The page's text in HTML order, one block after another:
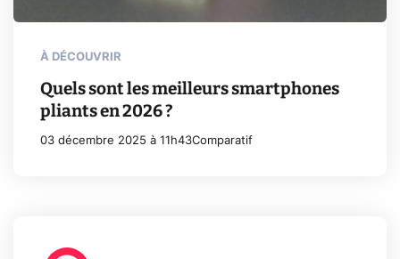
À DÉCOUVRIR
Quels sont les meilleurs smartphones
pliants en 2026 ?
03 décembre 2025 à 11h43Comparatif